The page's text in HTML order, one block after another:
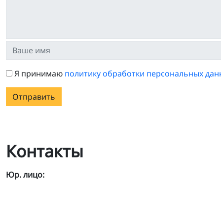
Я принимаю политику обработки персональных
Отправить
Контакты
Юр. лицо: